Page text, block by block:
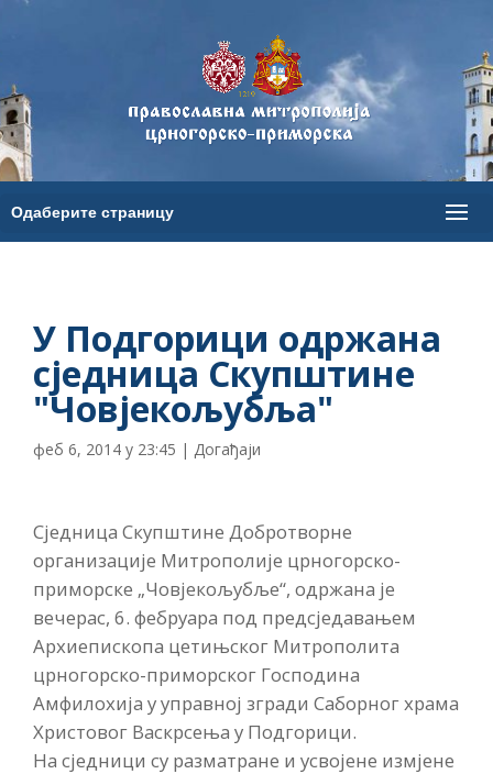
У Подгорици одржана
сједница Скупштине
"Човјекољубља"
феб 6, 2014 у 23:45 | Догађаји
Сједница Скупштине Добротворне
организације Митрополије црногорско-
приморске „Човјекољубље“, одржана је
вечерас, 6. фебруара под предсједавањем
Архиепископа цетињског Митрополита
црногорско-приморског Господина
Амфилохија у управној згради Саборног храма
Христовог Васкрсења у Подгорици.
На сједници су разматране и усвојене измјене